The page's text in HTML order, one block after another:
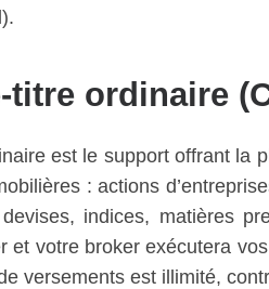
titre ordinaire
est le support offrant la
: actions
indices, matières
et votre broker exécutera
versements est illimité,